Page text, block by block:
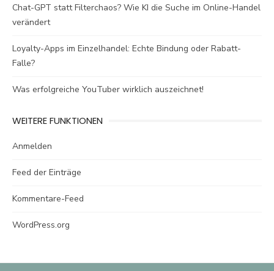
Chat-GPT statt Filterchaos? Wie KI die Suche im Online-Handel
verändert
Loyalty-Apps im Einzelhandel: Echte Bindung oder Rabatt-
Falle?
Was erfolgreiche YouTuber wirklich auszeichnet!
WEITERE FUNKTIONEN
Anmelden
Feed der Einträge
Kommentare-Feed
WordPress.org